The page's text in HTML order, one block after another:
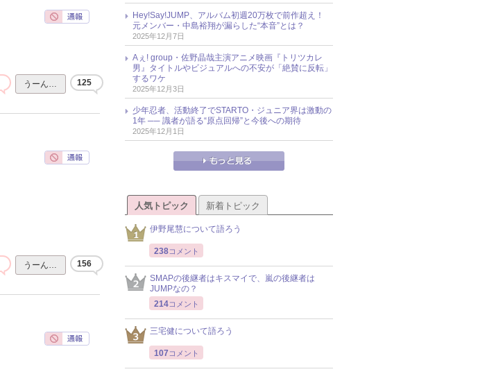
うーん… 125
うーん… 156
Hey!Say!JUMP、アルバム初週20万枚で前作超え！
元メンバー・中島裕翔が漏らした“本音”とは？
2025年12月7日
Aぇ! group・佐野晶哉主演アニメ映画『トリツカレ
男』タイトルやビジュアルへの不安が「絶賛に反転」
するワケ
2025年12月3日
少年忍者、活動終了でSTARTO・ジュニア界は激動の
1年 ── 識者が語る“原点回帰”と今後への期待
2025年12月1日
人気トピック 新着トピック
伊野尾慧について語ろう
238コメント
SMAPの後継者はキスマイで、嵐の後継者は
JUMPなの？
214コメント
三宅健について語ろう
107 コメント